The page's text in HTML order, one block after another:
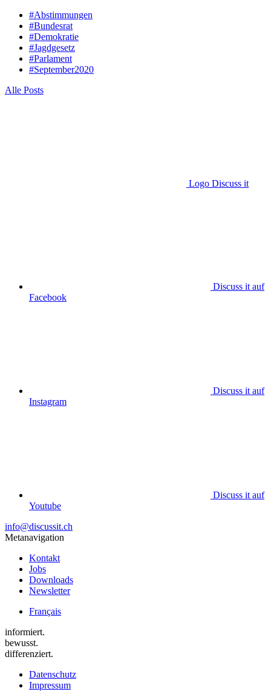
#Abstimmungen
#Bundesrat
#Demokratie
#Jagdgesetz
#Parlament
#September2020
Alle Posts
Logo Discuss it
Discuss it auf
Facebook
Discuss it auf
Instagram
Discuss it auf
Youtube
info@discussit.ch
Metanavigation
Kontakt
Jobs
Downloads
Newsletter
Français
informiert.
bewusst.
differenziert.
Datenschutz
Impressum